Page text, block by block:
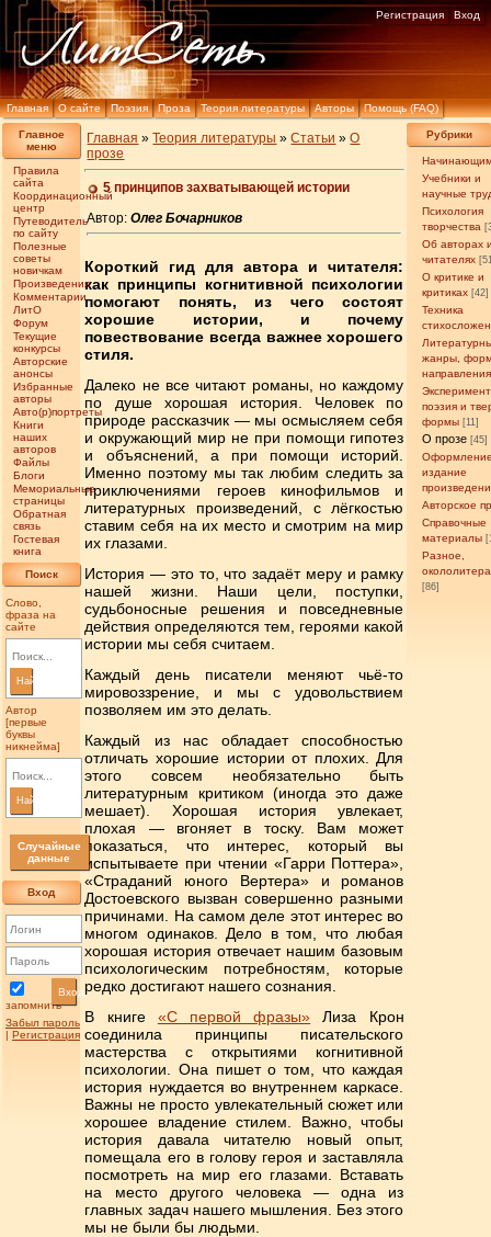
Главная О сайте Поэзия Проза Теория литературы Авторы Помощь (FAQ)
Регистрация Вход
Главное
меню
Правила
сайта
Координационный
центр
Путеводитель
по сайту
Полезные
советы
новичкам
Произведения
Комментарии
ЛитО
Форум
Текущие
конкурсы
Авторские
анонсы
Избранные
авторы
Авто(р)портреты
Книги
наших
авторов
Файлы
Блоги
Мемориальные
страницы
Обратная
связь
Гостевая
книга
Поиск
Слово,
фраза на
сайте
Найти
Автор
[первые
буквы
никнейма]
Найти
Случайные
данные
Вход
запомнить
Вход
Забыл пароль
| Регистрация
Рубрики
Учебники и
научные
Психология
творчества
Об авторах
читателях
О критике и
критиках [42]
Техника
жанры,
направления
поэзия и
формы [11]
О прозе [45]
издание
Авторское
Справочные
материалы
Разное,
[86]
Главная »Теория литературы »Статьи »О
прозе
5 принципов захватывающей истории
Автор:Олег Бочарников
Короткий гид для автора и читателя:
как принципы когнитивной психологии
помогают понять, из чего состоят
хорошие истории, и почему
повествование всегда важнее хорошего
стиля.
Далеко не все читают романы, но каждому
по душе хорошая история. Человек по
природе рассказчик — мы осмысляем себя
и окружающий мир не при помощи гипотез
и объяснений, а при помощи историй.
Именно поэтому мы так любим следить за
приключениями героев кинофильмов и
литературных произведений, с лёгкостью
ставим себя на их место и смотрим на мир
их глазами.
История — это то, что задаёт меру и рамку
нашей жизни. Наши цели, поступки,
судьбоносные решения и повседневные
действия определяются тем, героями какой
истории мы себя считаем.
Каждый день писатели меняют чьё-то
мировоззрение, и мы с удовольствием
позволяем им это делать.
Каждый из нас обладает способностью
отличать хорошие истории от плохих. Для
этого совсем необязательно быть
литературным критиком (иногда это даже
мешает). Хорошая история увлекает,
плохая — вгоняет в тоску. Вам может
показаться, что интерес, который вы
испытываете при чтении «Гарри Поттера»,
«Страданий юного Вертера» и романов
Достоевского вызван совершенно разными
причинами. На самом деле этот интерес во
многом одинаков. Дело в том, что любая
хорошая история отвечает нашим базовым
психологическим потребностям, которые
редко достигают нашего сознания.
В книге «С первой фразы» Лиза Крон
соединила принципы писательского
мастерства с открытиями когнитивной
психологии. Она пишет о том, что каждая
история нуждается во внутреннем каркасе.
Важны не просто увлекательный сюжет или
хорошее владение стилем. Важно, чтобы
история давала читателю новый опыт,
помещала его в голову героя и заставляла
посмотреть на мир его глазами. Вставать
на место другого человека — одна из
главных задач нашего мышления. Без этого
мы не были бы людьми.